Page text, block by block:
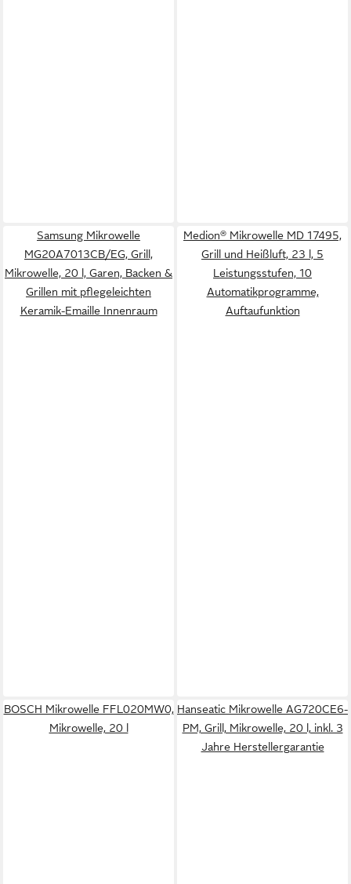
Samsung Mikrowelle
MG20A7013CB/EG, Grill,
Mikrowelle, 20 l, Garen, Backen &
Grillen mit pflegeleichten
Keramik-Emaille Innenraum
Medion® Mikrowelle MD 17495,
Grill und Heißluft, 23 l, 5
Leistungsstufen, 10
Automatikprogramme,
Auftaufunktion
BOSCH Mikrowelle FFL020MW0,
Mikrowelle, 20 l
Hanseatic Mikrowelle AG720CE6-
PM, Grill, Mikrowelle, 20 l, inkl. 3
Jahre Herstellergarantie